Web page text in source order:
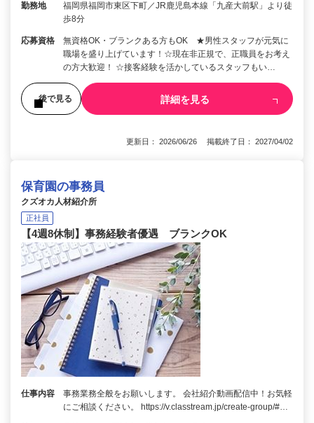
勤務地
福岡県福岡市東区下町／JR鹿児島本線「九産大前駅」より徒
歩8分
応募資格
無資格OK・ブランクある方もOK ★男性スタッフが元気に
職場を盛り上げています！☆現在非正規で、正職員をお考え
の方大歓迎！ ☆接客経験を活かしているスタッフもい…
後で見る 詳細を見る
更新日： 2026/06/26 掲載終了日： 2027/04/02
保育園の事務員
クズオカ人材紹介所
正社員
【4週8休制】事務経験者優遇 ブランクOK
仕事内容
事務業務全般をお願いします。 会社紹介動画配信中！お気軽
にご相談ください。 https://v.classtream.jp/create-group/#…